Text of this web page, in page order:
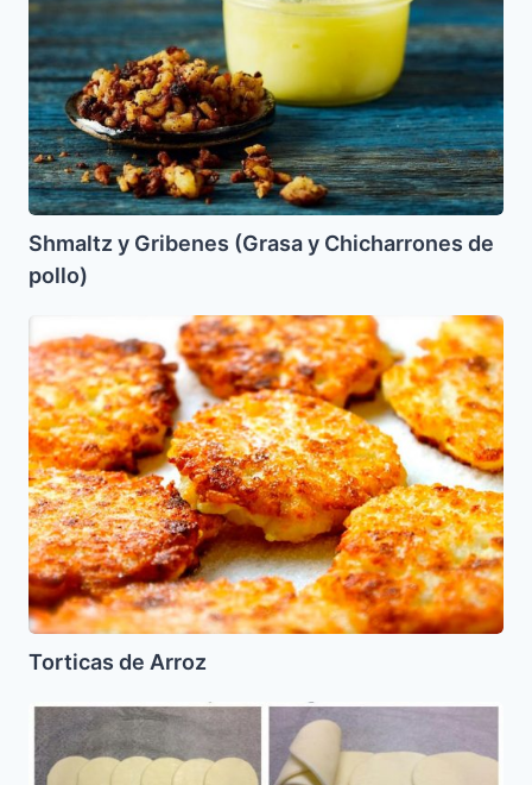
(Grasa
y
Chicharrones
de
pollo)
Shmaltz y Gribenes (Grasa y Chicharrones de
pollo)
Torticas
de
Arroz
Torticas de Arroz
Rosas
de
Masa